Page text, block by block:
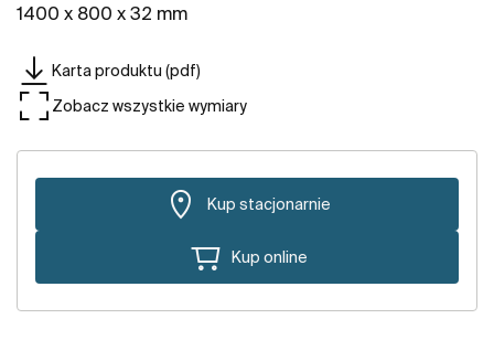
1400 x 800 x 32 mm
Karta produktu (pdf)
Zobacz wszystkie wymiary
Kup stacjonarnie
Kup online